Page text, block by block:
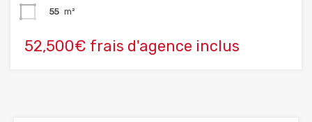
55 m²
52,500€ frais d'agence inclus